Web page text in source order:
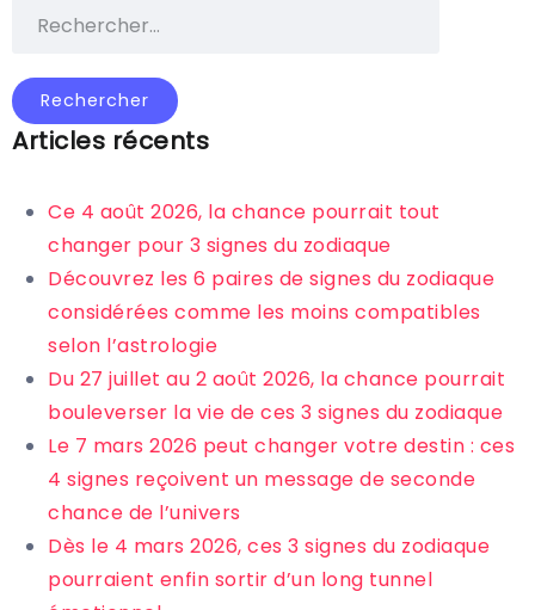
Articles récents
Ce 4 août 2026, la chance pourrait tout
changer pour 3 signes du zodiaque
Découvrez les 6 paires de signes du zodiaque
considérées comme les moins compatibles
selon l’astrologie
Du 27 juillet au 2 août 2026, la chance pourrait
bouleverser la vie de ces 3 signes du zodiaque
Le 7 mars 2026 peut changer votre destin : ces
4 signes reçoivent un message de seconde
chance de l’univers
Dès le 4 mars 2026, ces 3 signes du zodiaque
pourraient enfin sortir d’un long tunnel